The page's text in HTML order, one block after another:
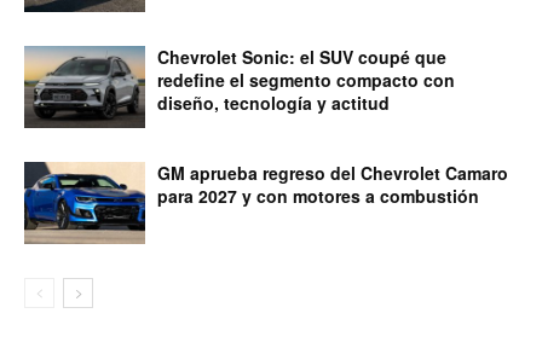
Chevrolet Sonic: el SUV coupé que
redefine el segmento compacto con
diseño, tecnología y actitud
GM aprueba regreso del Chevrolet Camaro
para 2027 y con motores a combustión